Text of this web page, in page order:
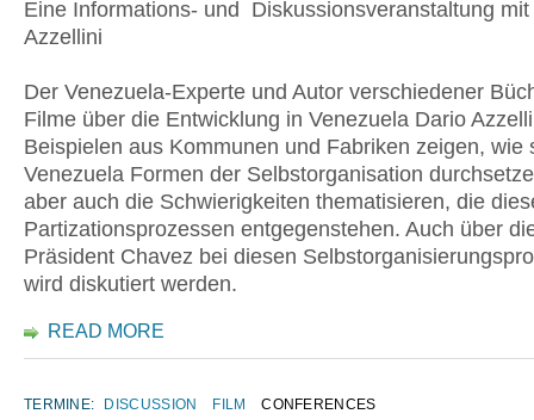
Eine Informations- und Diskussionsveranstaltung mit
Azzellini
Der Venezuela-Experte und Autor verschiedener
Filme über die Entwicklung in Venezuela Dario
Beispielen aus Kommunen und Fabriken zeigen, wie
Venezuela Formen der Selbstorganisation
aber auch die Schwierigkeiten thematisieren, die
Partizationsprozessen entgegenstehen. Auch über
Präsident Chavez bei diesen
wird diskutiert werden.
READ MORE
TERMINE: DISCUSSION FILM CONFERENCES